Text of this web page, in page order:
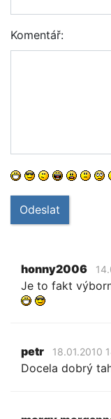
Komentář:
Odeslat
honny2006
Je to fakt
petr 18.01.2010
Docela dobrý